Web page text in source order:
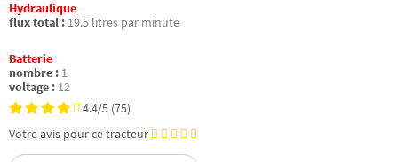
Hydraulique
flux total : 19.5 litres par minute
Batterie
nombre : 1
voltage : 12
4.4/5 (75)
Votre avis pour ce tracteur